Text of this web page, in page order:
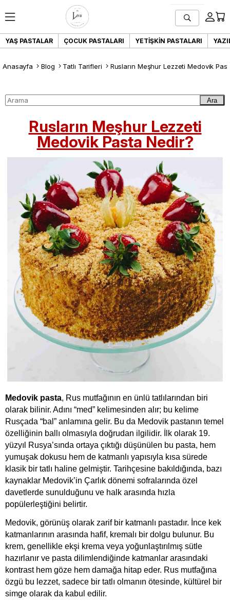
YAŞ PASTALAR ÇOCUK PASTALARI YETIŞKIN PASTALARI
Anasayfa Blog Tatlı Tarifleri Rusların Meşhur Lezzeti Medovik
Ara
Rusların Meşhur Lezzeti
Medovik Pasta Nedir?
Medovik pasta, Rus mutfağının en ünlü tatlılarından biri
olarak bilinir. Adını “med” kelimesinden alır; bu kelime
Rusçada “bal” anlamına gelir. Bu da Medovik pastanın temel
özelliğinin ballı olmasıyla doğrudan ilgilidir. İlk olarak 19.
yüzyıl Rusya’sında ortaya çıktığı düşünülen bu pasta, hem
yumuşak dokusu hem de katmanlı yapısıyla kısa sürede
klasik bir tatlı haline gelmiştir. Tarihçesine bakıldığında, bazı
kaynaklar Medovik’in Çarlık dönemi sofralarında özel
davetlerde sunulduğunu ve halk arasında hızla
popülerleştiğini belirtir.
Medovik, görünüş olarak zarif bir katmanlı pastadır. İnce kek
katmanlarının arasında hafif, kremalı bir dolgu bulunur. Bu
krem, genellikle ekşi krema veya yoğunlaştırılmış sütle
hazırlanır ve pasta dilimlendiğinde katmanlar arasındaki
kontrast hem göze hem damağa hitap eder. Rus mutfağına
özgü bu lezzet, sadece bir tatlı olmanın ötesinde, kültürel bir
simge olarak da kabul edilir.